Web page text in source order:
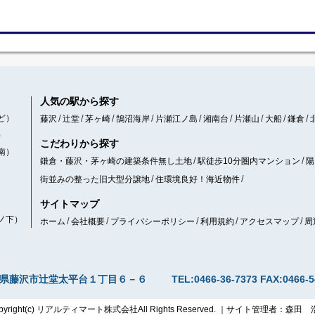
）
人気の駅から探す
藤沢 辻堂 茅ヶ崎 鵠沼海岸 片瀬江ノ島 湘南台 片瀬山 大船 鎌倉
こだわりから探す
鎌倉・藤沢・茅ヶ崎の建築条件無し土地 駅徒歩10分圏内マンション
街並みの整った旧大型分譲地 住環境良好！海近物件
サイトマップ
ホーム 会社概要 プライバシーポリシー 利用規約 アクセスマップ 周
藤沢市辻堂太平台１丁目６－６ TEL:0466-36-7373 FAX:0466-
リアルティマート株式会社All Rights Reserved. ｜サイト管理者：森田